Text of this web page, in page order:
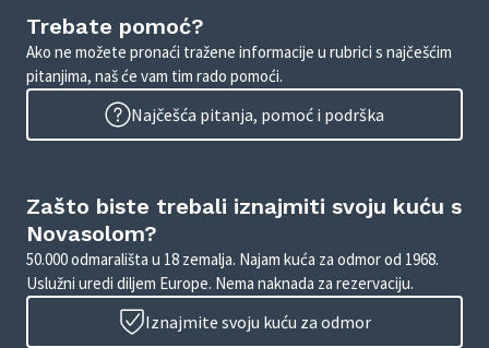
Trebate pomoć?
Ako ne možete pronaći tražene informacije u rubrici s najčešćim
pitanjima, naš će vam tim rado pomoći.
Najčešća pitanja, pomoć i podrška
Zašto biste trebali iznajmiti svoju kuću s
Novasolom?
50.000 odmarališta u 18 zemalja. Najam kuća za odmor od 1968.
Uslužni uredi diljem Europe. Nema naknada za rezervaciju.
Iznajmite svoju kuću za odmor